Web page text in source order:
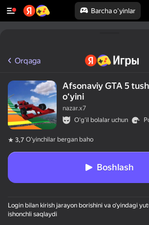
Barcha o'yinlar
Orqaga
Afsonaviy GTA 5
oʻyini
nazar.x7
Oʻgʻil bolalar uchun
3,7 Oʻyinchilar bergan baho
Boshlash
Login bilan kirish jarayon borishini va o‘yindagi
ishonchli saqlaydi